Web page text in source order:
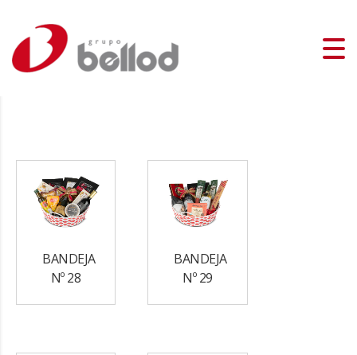
BANDEJA
Nº 28
BANDEJA
Nº 29